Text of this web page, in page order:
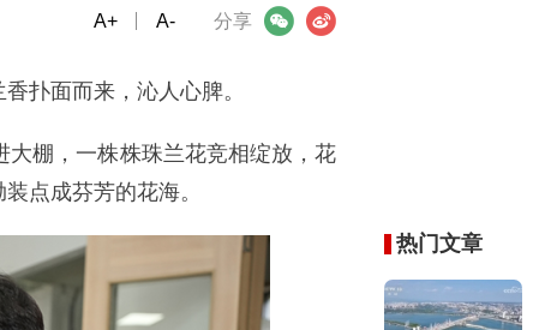
分享
微信 微博
A+ A-
扑面而来，沁人心脾。
棚，一株株珠兰花竞相绽放，花
点成芬芳的花海。
热门文章